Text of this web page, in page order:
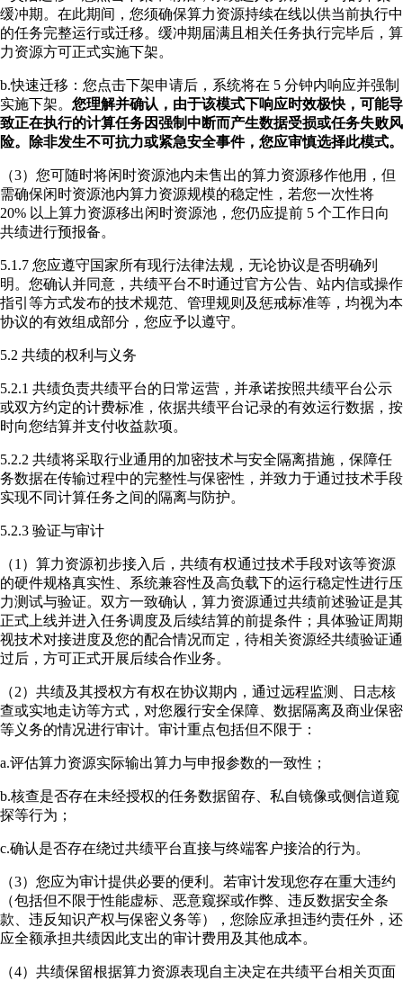
缓冲期。在此期间，您须确保算力资源持续在线以供当前执行中
的任务完整运行或迁移。缓冲期届满且相关任务执行完毕后，算
力资源方可正式实施下架。
b.快速迁移：您点击下架申请后，系统将在 5 分钟内响应并强制
实施下架。 您理解并确认，由于该模式下响应时效极快，可能导
致正在执行的计算任务因强制中断而产生数据受损或任务失败风
险。除非发生不可抗力或紧急安全事件，您应审慎选择此模式。
（3）您可随时将闲时资源池内未售出的算力资源移作他用，但
需确保闲时资源池内算力资源规模的稳定性，若您一次性将
20% 以上算力资源移出闲时资源池，您仍应提前 5 个工作日向
共绩进行预报备。
5.1.7 您应遵守国家所有现行法律法规，无论协议是否明确列
明。您确认并同意，共绩平台不时通过官方公告、站内信或操作
指引等方式发布的技术规范、管理规则及惩戒标准等，均视为本
协议的有效组成部分，您应予以遵守。
5.2 共绩的权利与义务
5.2.1 共绩负责共绩平台的日常运营，并承诺按照共绩平台公示
或双方约定的计费标准，依据共绩平台记录的有效运行数据，按
时向您结算并支付收益款项。
5.2.2 共绩将采取行业通用的加密技术与安全隔离措施，保障任
务数据在传输过程中的完整性与保密性，并致力于通过技术手段
实现不同计算任务之间的隔离与防护。
5.2.3 验证与审计
（1）算力资源初步接入后，共绩有权通过技术手段对该等资源
的硬件规格真实性、系统兼容性及高负载下的运行稳定性进行压
力测试与验证。双方一致确认，算力资源通过共绩前述验证是其
正式上线并进入任务调度及后续结算的前提条件；具体验证周期
视技术对接进度及您的配合情况而定，待相关资源经共绩验证通
过后，方可正式开展后续合作业务。
（2）共绩及其授权方有权在协议期内，通过远程监测、日志核
查或实地走访等方式，对您履行安全保障、数据隔离及商业保密
等义务的情况进行审计。审计重点包括但不限于：
a.评估算力资源实际输出算力与申报参数的一致性；
b.核查是否存在未经授权的任务数据留存、私自镜像或侧信道窥
探等行为；
c.确认是否存在绕过共绩平台直接与终端客户接洽的行为。
（3）您应为审计提供必要的便利。若审计发现您存在重大违约
（包括但不限于性能虚标、恶意窥探或作弊、违反数据安全条
款、违反知识产权与保密义务等），您除应承担违约责任外，还
应全额承担共绩因此支出的审计费用及其他成本。
（4）共绩保留根据算力资源表现自主决定在共绩平台相关页面